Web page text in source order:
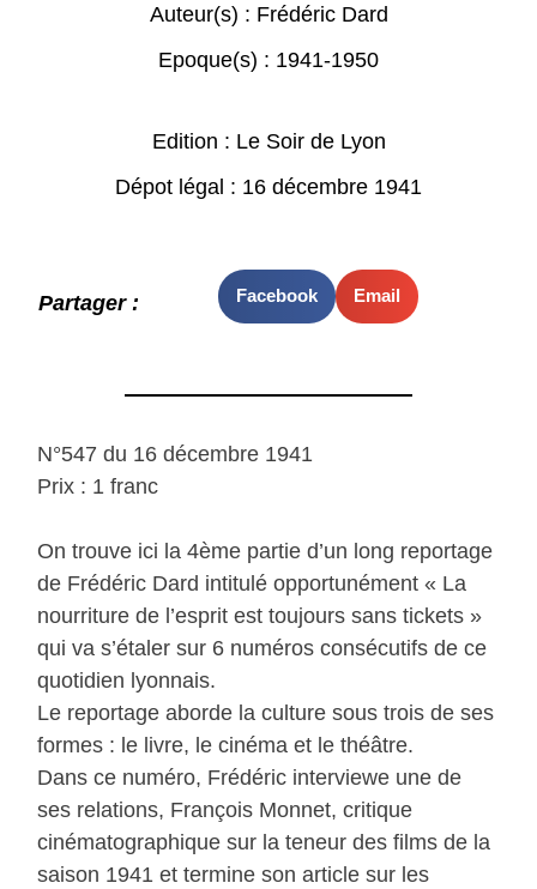
Auteur(s) : Frédéric Dard
Epoque(s) : 1941-1950
Edition : Le Soir de Lyon
Dépot légal : 16 décembre 1941
Partager : Facebook Email
N°547 du 16 décembre 1941
Prix : 1 franc
On trouve ici la 4ème partie d’un long reportage
de Frédéric Dard intitulé opportunément « La
nourriture de l’esprit est toujours sans tickets »
qui va s’étaler sur 6 numéros consécutifs de ce
quotidien lyonnais.
Le reportage aborde la culture sous trois de ses
formes : le livre, le cinéma et le théâtre.
Dans ce numéro, Frédéric interviewe une de
ses relations, François Monnet, critique
cinématographique sur la teneur des films de la
saison 1941 et termine son article sur les